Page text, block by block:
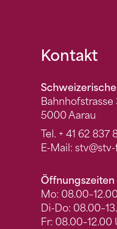
Kontakt
Bahnhofstrasse
5000 Aarau
Tel. + 41 62 837
E-Mail: stv
Öffnungszeiten
Mo:
Di-Do:
Fr: 08.00–12.00